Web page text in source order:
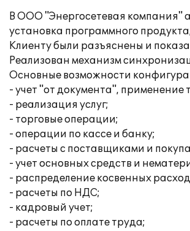
В ООО "Энергосетевая компания"
установка программного
Клиенту были разъяснены и
Реализован механизм
Основные возможности
- учет "от документа", применение
- реализация услуг;
- торговые операции;
- операции по кассе и банку;
- расчеты с поставщиками и
- учет основных средств и
- распределение косвенных
- расчеты по НДС;
- кадровый учет;
- расчеты по оплате труда;